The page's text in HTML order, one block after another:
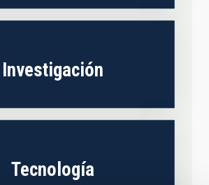
Investigación
Tecnología